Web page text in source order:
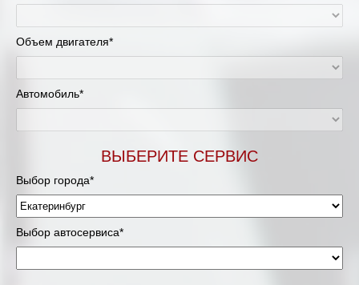
Объем двигателя*
Автомобиль*
ВЫБЕРИТЕ СЕРВИС
Выбор города*
Выбор автосервиса*